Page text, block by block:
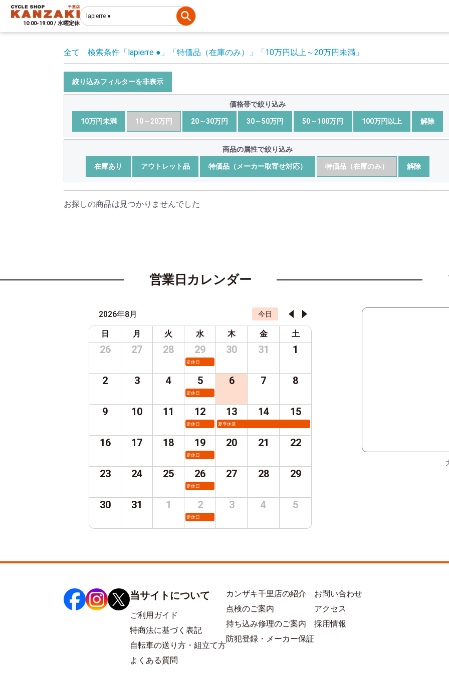
10:00-19:00 / 水曜定休
全て 検索条件 「lapierre ●」 「特価品（在庫のみ）」 「10万円以上～20万円未満」
絞り込みフィルターを非表示
価格帯で絞り込み
10万円未満 10～20万円 20～30万円 30～50万円 50～100万円 100万円以上 解除
商品の属性で絞り込み
在庫あり アウトレット品 特価品（メーカー取寄せ対応） 特価品（在庫のみ） 解除
お探しの商品は見つかりませんでした
営業日カレンダー
2026年8月 今日
日 月 火 水 木 金 土
26 27 28 29
定休日
30 31 1
2 3 4 5
定休日
6 7 8
9 10 11 12
定休日
13
夏季休業
14 15
16 17 18 19
定休日
20 21 22
23 24 25 26
定休日
27 28 29
30 31 1 2
定休日
3 4 5
当サイトについて
ご利用ガイド
特商法に基づく表記
自転車の送り方・組立て方
よくある質問
カンザキ千里店の紹介
点検のご案内
持ち込み修理のご案内
防犯登録・メーカー保証
お問い合わせ
アクセス
採用情報